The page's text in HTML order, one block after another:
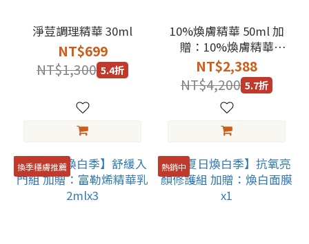
淨荳調理精華 30ml
NT$699
NT$1,300 5.4折
10%煥膚精華 50ml 加
贈：10%煥膚精華
5mlx2
NT$2,388
NT$4,200 5.7折
換季穩膚推薦 熱銷中